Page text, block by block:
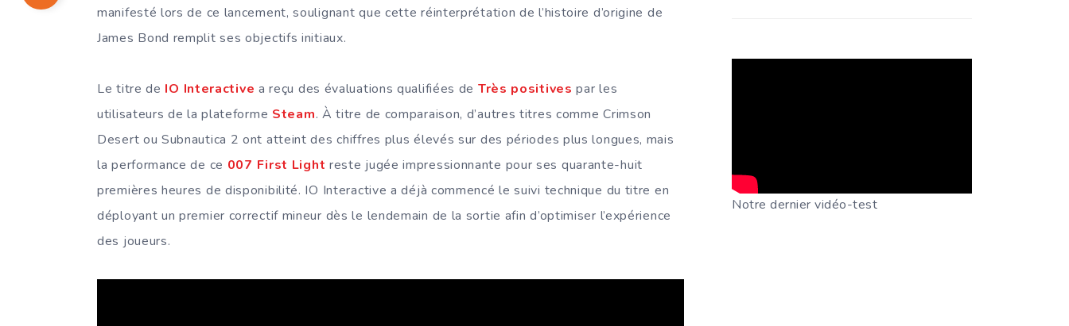
manifesté lors de ce lancement, soulignant que cette réinterprétation de l’histoire d’origine de
James Bond remplit ses objectifs initiaux.
Le titre de IO Interactive a reçu des évaluations qualifiées de Très positives par les
utilisateurs de la plateforme Steam. À titre de comparaison, d’autres titres comme Crimson
Desert ou Subnautica 2 ont atteint des chiffres plus élevés sur des périodes plus longues, mais
la performance de ce 007 First Light reste jugée impressionnante pour ses quarante-huit
premières heures de disponibilité. IO Interactive a déjà commencé le suivi technique du titre en
déployant un premier correctif mineur dès le lendemain de la sortie afin d’optimiser l’expérience
des joueurs.
Notre dernier vidéo-test